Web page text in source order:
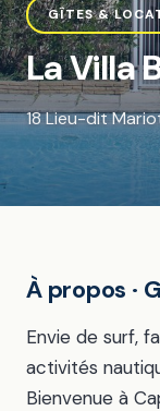
GÎTES &
La Villa
18 Lieu-dit
À propos ·
Envie de surf,
activités
Bienvenue à